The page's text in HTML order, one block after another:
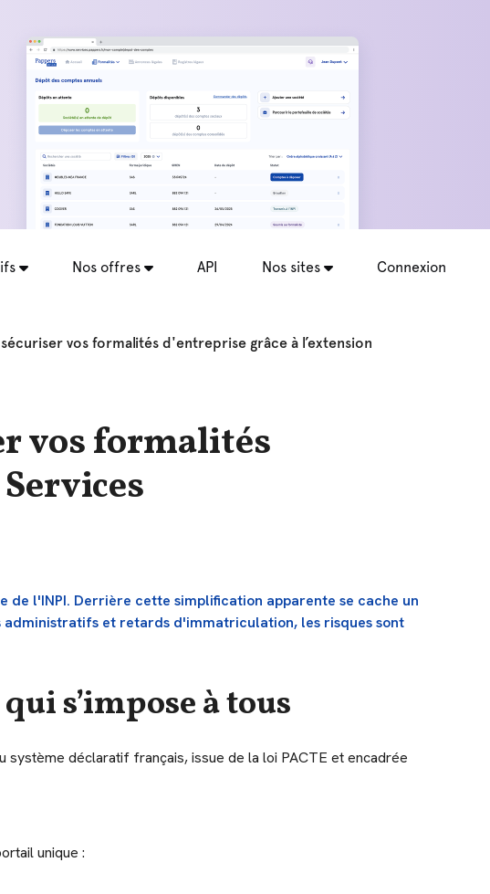
Nos offres API Nos sites Connexion
vos formalités d'entreprise grâce à l’extension
vos formalités
l'INPI. Derrière cette simplification apparente se cache un
et retards d'immatriculation, les risques sont
s’impose à tous
déclaratif français, issue de la loi PACTE et encadrée
unique :